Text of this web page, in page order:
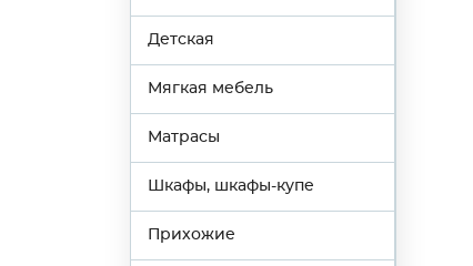
Детская
Мягкая мебель
Матрасы
Шкафы, шкафы-купе
Прихожие